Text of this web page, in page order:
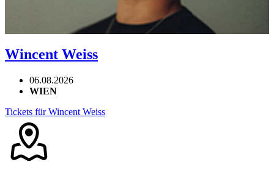
Wincent Weiss
06.08.2026
WIEN
Tickets für Wincent Weiss